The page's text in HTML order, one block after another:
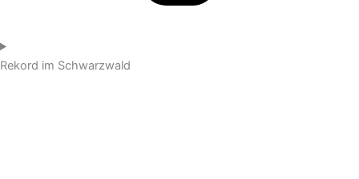
Rekord im Schwarzwald